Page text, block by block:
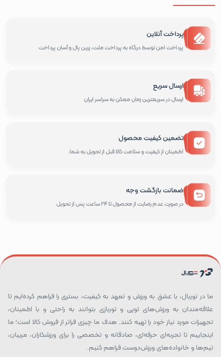
پرداخت آنلاین
پرداخت امن توسط درگاه به پرداخت ملت، زرین پال و آسان پرداخت
ارسال سریع
ارسال در سریعترین زمان ممکن به سراسر ایران
تضمین کیفیت محصول
اطمینان از کیفیت و سلامت کالا قبل از تحویل به شما.
ضمانت بازگشت وجه
در صورت عدم رضایت از محصول تا 24 ساعت پس از تحویل
ما در توربال، با عشق به ورزش و تعهد به کیفیت، بستری را فراهم کرده‌ایم تا
علاقه‌مندان به ورزش‌های توپی و توربازی بتوانند به راحتی و با اطمینان،
تجهیزات مورد نیاز خود را تهیه کنند. هدف ما چیزی فراتر از فروش کالا است؛ ما
اینجاییم تا تجربه‌ای حرفه‌ای، صادقانه و تخصصی را برای ورزشکاران، مربیان،
تیم‌ها و خانواده‌های ورزش‌دوست فراهم کنیم.